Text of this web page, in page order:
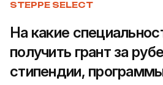
STEPPE SELECT
На какие
получить грант за
стипендии,